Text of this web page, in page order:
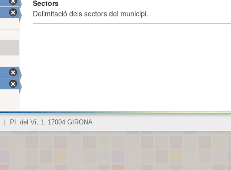
Sectors
Delimitació dels sectors del municipi.
Pl. del Vi, 1. 17004 GIRONA